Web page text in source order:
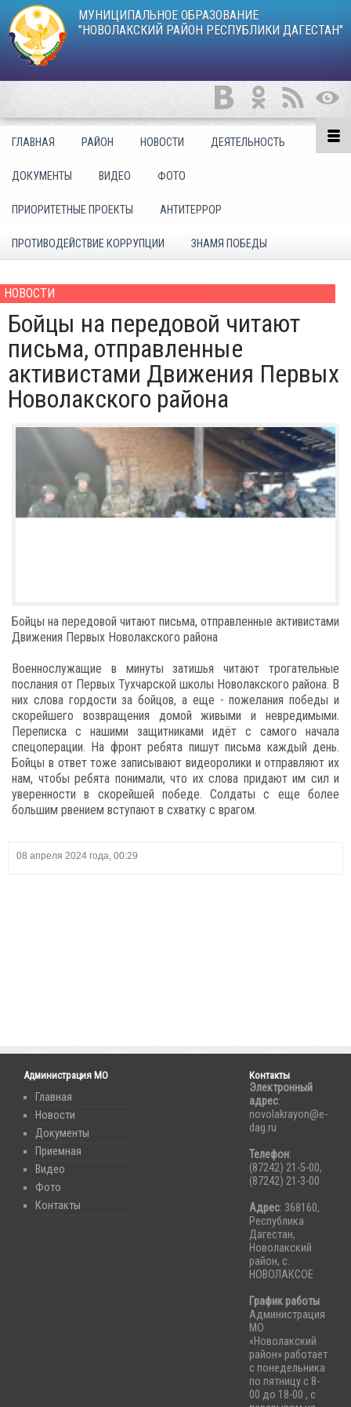
МУНИЦИПАЛЬНОЕ ОБРАЗОВАНИЕ
"НОВОЛАКСКИЙ РАЙОН РЕСПУБЛИКИ ДАГЕСТАН"
ГЛАВНАЯ РАЙОН НОВОСТИ ДЕЯТЕЛЬНОСТЬ
ДОКУМЕНТЫ ВИДЕО ФОТО
ПРИОРИТЕТНЫЕ ПРОЕКТЫ АНТИТЕРРОР
ПРОТИВОДЕЙСТВИЕ КОРРУПЦИИ ЗНАМЯ ПОБЕДЫ
НОВОСТИ
Бойцы на передовой читают
письма, отправленные
активистами Движения Первых
Новолакского района
Бойцы на передовой читают письма, отправленные активистами
Движения Первых Новолакского района
Военнослужащие в минуты затишья читают трогательные
послания от Первых Тухчарской школы Новолакского района. В
них слова гордости за бойцов, а еще - пожелания победы и
скорейшего возвращения домой живыми и невредимыми.
Переписка с нашими защитниками идёт с самого начала
спецоперации. На фронт ребята пишут письма каждый день.
Бойцы в ответ тоже записывают видеоролики и отправляют их
нам, чтобы ребята понимали, что их слова придают им сил и
уверенности в скорейшей победе. Солдаты с еще более
большим рвением вступают в схватку с врагом.
08 апреля 2024 года, 00:29
Администрация МО
Главная
Новости
Документы
Приемная
Видео
Фото
Контакты
Контакты
Электронный
адрес:
novolakrayon@e-
dag.ru
Телефон:
(87242) 21-5-00,
(87242) 21-3-00
Адрес: 368160,
Республика
Дагестан,
Новолакский
район, с.
НОВОЛАКСОЕ
График работы
Администрация
МО
«Новолакский
район» работает
с понедельника
по пятницу с 8-
00 до 18-00 , с